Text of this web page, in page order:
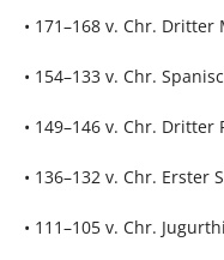
• 171–168 v. Chr.
• 154–133 v. Chr.
• 149–146 v. Chr. Dritter
• 136–132 v. Chr. Erster
• 111–105 v. Chr.